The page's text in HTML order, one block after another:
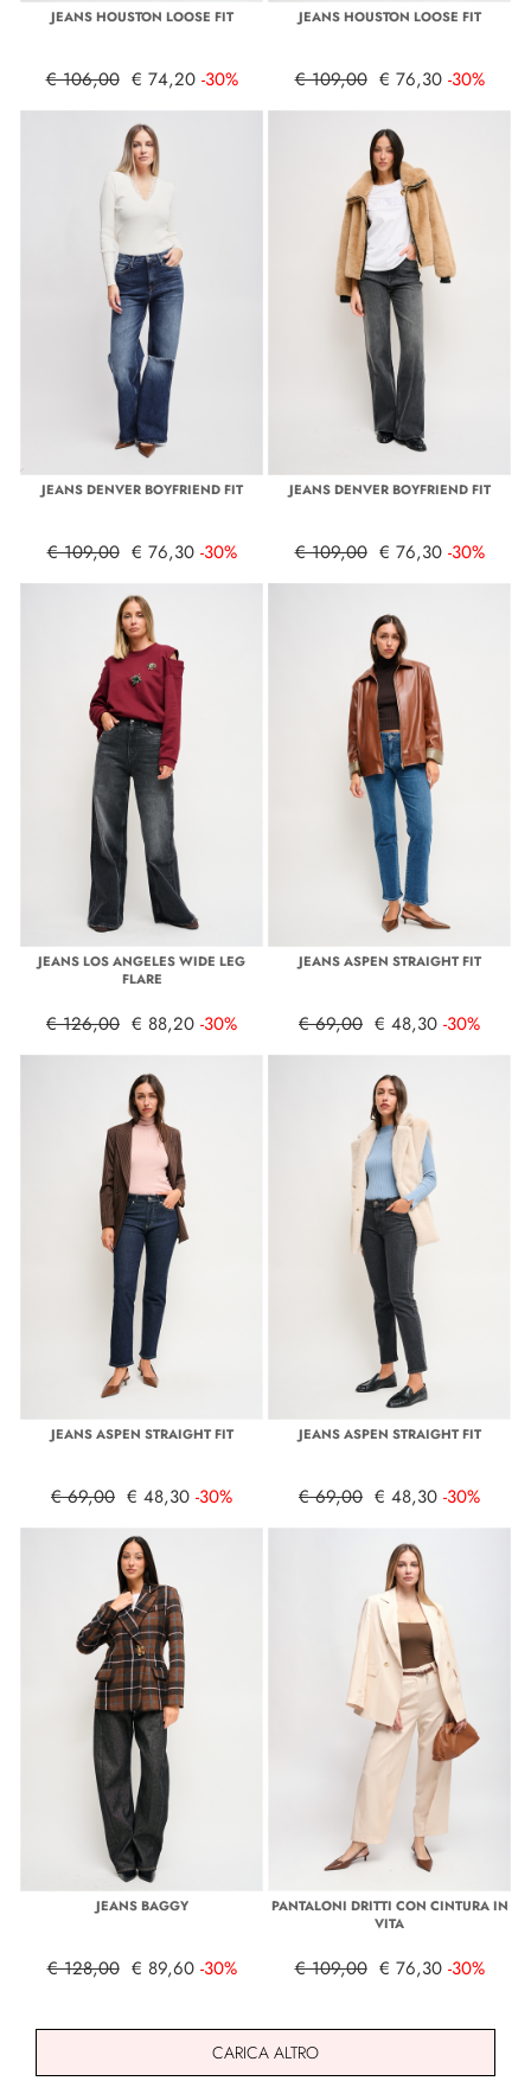
JEANS HOUSTON LOOSE FIT
€ 106,00 € 74,20 -30%
JEANS HOUSTON LOOSE FIT
€ 109,00 € 76,30 -30%
JEANS DENVER BOYFRIEND FIT
€ 109,00 € 76,30 -30%
JEANS DENVER BOYFRIEND FIT
€ 109,00 € 76,30 -30%
JEANS LOS ANGELES WIDE LEG
FLARE
€ 126,00 € 88,20 -30%
JEANS ASPEN STRAIGHT FIT
€ 69,00 € 48,30 -30%
JEANS ASPEN STRAIGHT FIT
€ 69,00 € 48,30 -30%
JEANS ASPEN STRAIGHT FIT
€ 69,00 € 48,30 -30%
JEANS BAGGY
€ 128,00 € 89,60 -30%
PANTALONI DRITTI CON CINTURA IN
VITA
€ 109,00 € 76,30 -30%
CARICA ALTRO